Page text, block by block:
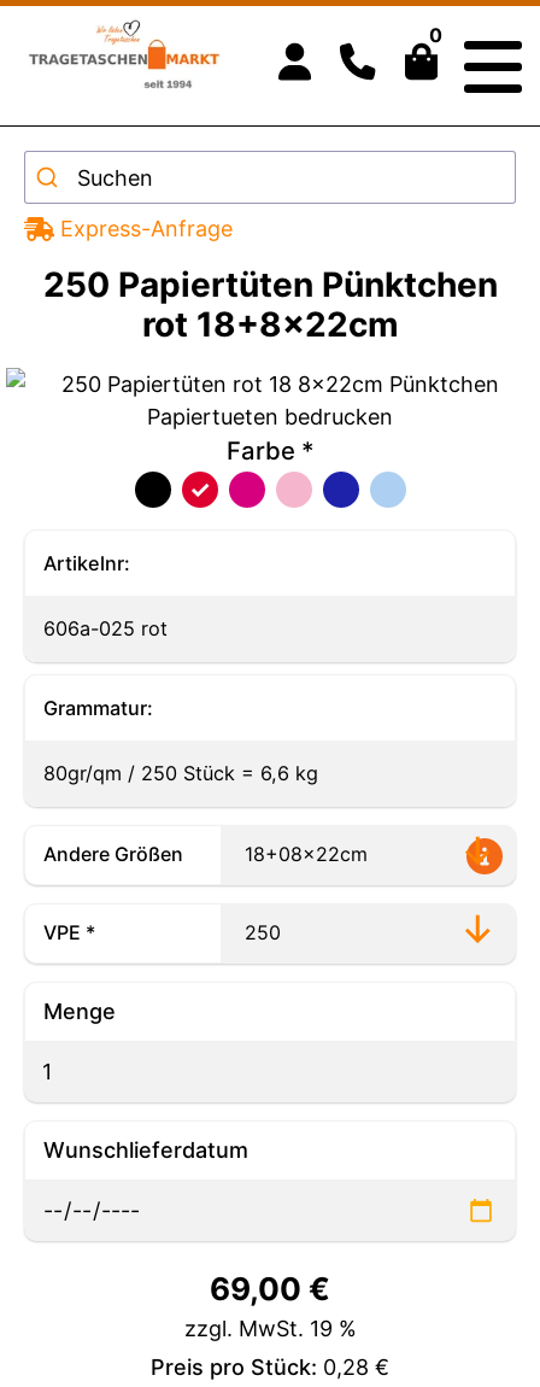
0
Suchen
Express-Anfrage
250 Papiertüten Pünktchen
rot 18+8x22cm
Farbe *
Artikelnr:
606a-025 rot
Grammatur:
80gr/qm / 250 Stück = 6,6 kg
Andere Größen
VPE *
Menge
Wunschlieferdatum
69,00 €
zzgl. MwSt. 19 %
Preis pro Stück: 0,28 €